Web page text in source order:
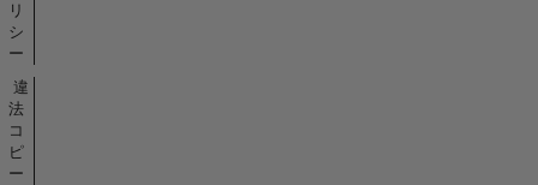
リ
シ
ー
違
法
コ
ピ
ー